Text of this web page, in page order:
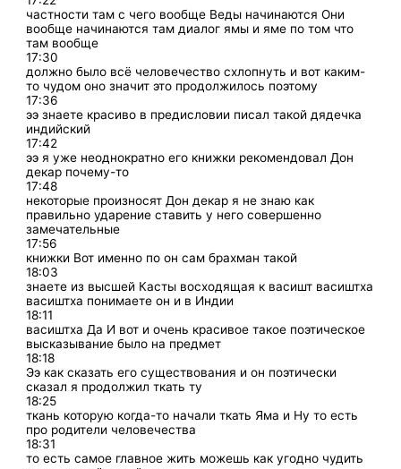
частности там с чего вообще Веды начинаются Они
вообще начинаются там диалог ямы и яме по том что
там вообще
17:30
должно было всё человечество схлопнуть и вот каким-
то чудом оно значит это продолжилось поэтому
17:36
ээ знаете красиво в предисловии писал такой дядечка
индийский
17:42
ээ я уже неоднократно его книжки рекомендовал Дон
декар почему-то
17:48
некоторые произносят Дон декар я не знаю как
правильно ударение ставить у него совершенно
замечательные
17:56
книжки Вот именно по он сам брахман такой
18:03
знаете из высшей Касты восходящая к васишт васиштха
васиштха понимаете он и в Индии
18:11
васиштха Да И вот и очень красивое такое поэтическое
высказывание было на предмет
18:18
Ээ как сказать его существования и он поэтически
сказал я продолжил ткать ту
18:25
ткань которую когда-то начали ткать Яма и Ну то есть
про родители человечества
18:31
то есть самое главное жить можешь как угодно чудить